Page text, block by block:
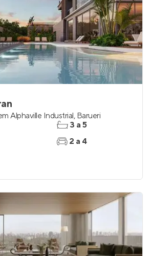
Alphaville Industrial, Barueri
3 a 5
2 a 4